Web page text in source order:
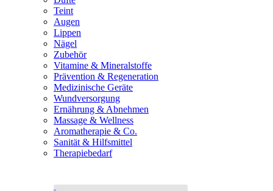
Teint
Augen
Lippen
Nägel
Zubehör
Vitamine & Mineralstoffe
Prävention & Regeneration
Medizinische Geräte
Wundversorgung
Ernährung & Abnehmen
Massage & Wellness
Aromatherapie & Co.
Sanität & Hilfsmittel
Therapiebedarf